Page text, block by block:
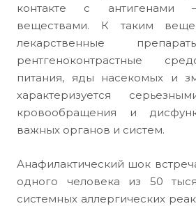
контакте с антигенами
веществами. К таким
лекарственные
рентгеноконтрастные
питания, яды насекомых и
характеризуется
кровообращения и
важных органов и систем.
Анафилактический шок
одного человека из 50
системных аллергических